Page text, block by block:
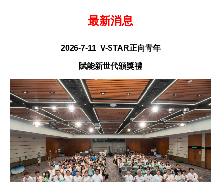
最新消息
2026-7-11 V-STAR正向青年
賦能新世代頒獎禮